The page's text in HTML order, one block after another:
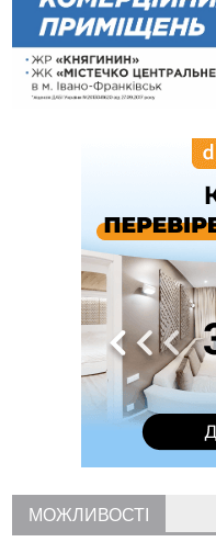
двох жінок, які
Вчора
19:52
У Франківську
відкритої операції
"Плацдарм" Олексій
СБС за дві доби
Українці подали
Які спеціальності
Зарплати на
середньої по Україні
Франківець, який
був повторно
Прикарпатець
гранату, бо йому не
У Болгарії затримали
наркотики для
запобіжний захід
14:02
«Пілот з Лондона»
МОЖЛИВОСТІ